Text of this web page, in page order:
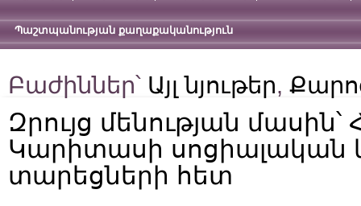
Պաշտպանության քաղաքականություն
Բաժիններ՝ Այլ նյութեր,
Զրույց մենության
Կարիտասի սոցիալական
տարեցների հետ